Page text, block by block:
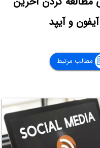
و آیپد
مطالب مرتبط